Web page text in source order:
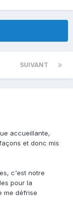
SUIVANT
accueillante,
et donc mis
c'est notre
pour la
me défrise